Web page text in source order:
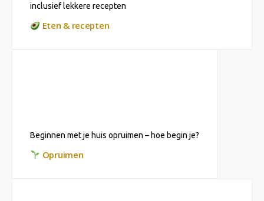
inclusief lekkere recepten
Eten & recepten
Beginnen met je huis opruimen – hoe begin je?
Opruimen